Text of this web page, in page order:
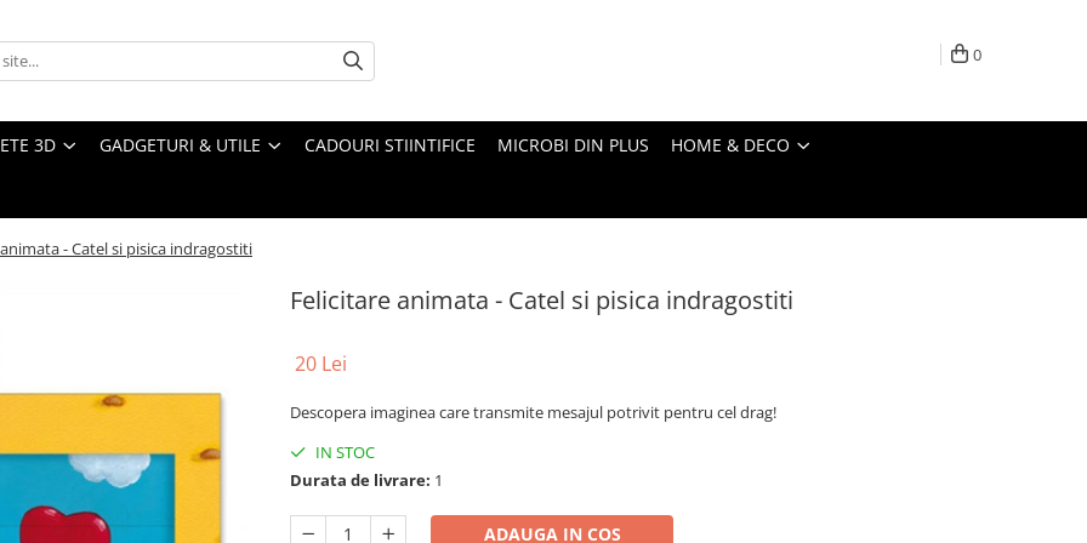
0
3D GADGETURI & UTILE CADOURI STIINTIFICE MICROBI DIN PLUS HOME & DECO
- Catel si pisica indragostiti
Felicitare animata - Catel si pisica indragostiti
20 Lei
Descopera imaginea care transmite mesajul potrivit pentru cel drag!
IN STOC
Durata de livrare: 1
ADAUGA IN COS